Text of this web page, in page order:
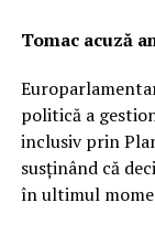
Tomac acuză
politică a
inclusiv prin
susținând că
în ultimul